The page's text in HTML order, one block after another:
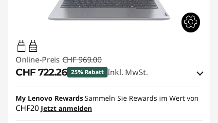
65W-65W
USB PD
Online-Preis CHF 969.00
CHF 722.26 25% Rabatt Inkl. MwSt.
eCoupon-Rabatt :-CHF 246.74
eCoupon :THINKDEAL
My Lenovo RewardsSammeln Sie Rewards im Wert von
CHF20 Jetzt anmelden